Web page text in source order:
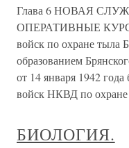
Глава 6 НОВАЯ
ОПЕРАТИВНЫЕ КУРСЫ
войск по охране тыла
образованием
от 14 января 1942
войск НКВД по охране
БИОЛОГИЯ.